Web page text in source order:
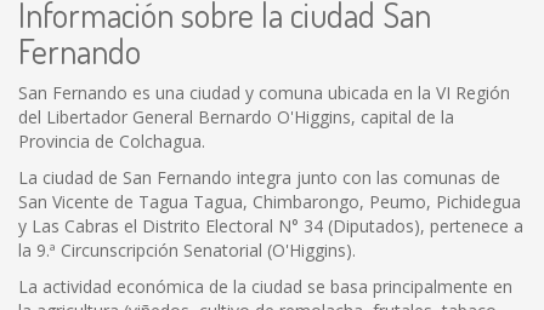
Información sobre la ciudad San
Fernando
San Fernando es una ciudad y comuna ubicada en la VI Región
del Libertador General Bernardo O'Higgins, capital de la
Provincia de Colchagua.
La ciudad de San Fernando integra junto con las comunas de
San Vicente de Tagua Tagua, Chimbarongo, Peumo, Pichidegua
y Las Cabras el Distrito Electoral N° 34 (Diputados), pertenece a
la 9.ª Circunscripción Senatorial (O'Higgins).
La actividad económica de la ciudad se basa principalmente en